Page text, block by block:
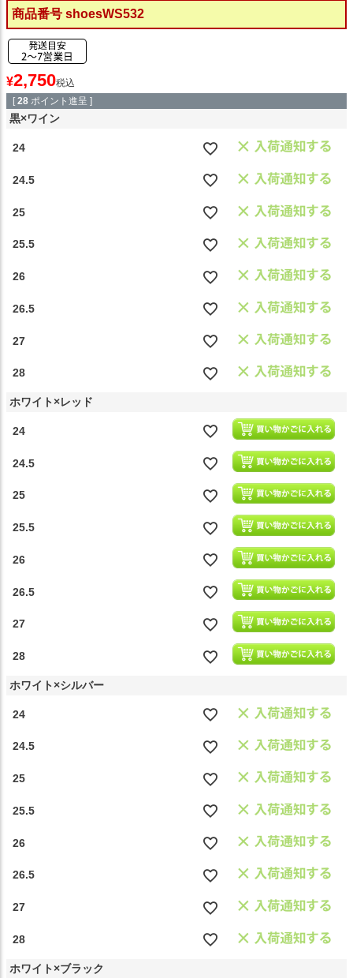
商品番号 shoesWS532
¥2,750税込
[ 28 ポイント進呈 ]
黒×ワイン
24
24.5
25
25.5
26
26.5
27
28
ホワイト×レッド
24
24.5
25
25.5
26
26.5
27
28
ホワイト×シルバー
24
24.5
25
25.5
26
26.5
27
28
ホワイト×ブラック